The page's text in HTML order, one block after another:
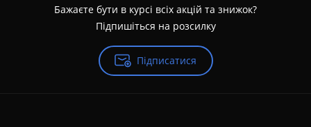
Бажаєте бути в курсі всіх акцій та знижок?
Підпишіться на розсилку
Підписатися